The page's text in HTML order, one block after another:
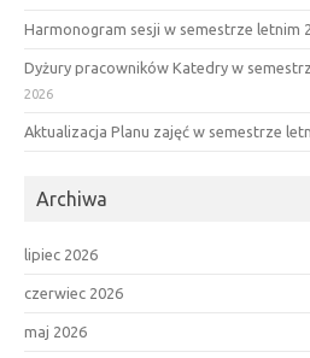
Harmonogram sesji w semestrze letnim
Dyżury pracowników Katedry w
2026
Aktualizacja Planu zajęć w semestrze
Archiwa
lipiec 2026
czerwiec 2026
maj 2026